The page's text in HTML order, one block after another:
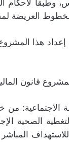
العريضة
إعداد هذا
لسنة 2023 على أربعة
الاجتماعية:
الصحية